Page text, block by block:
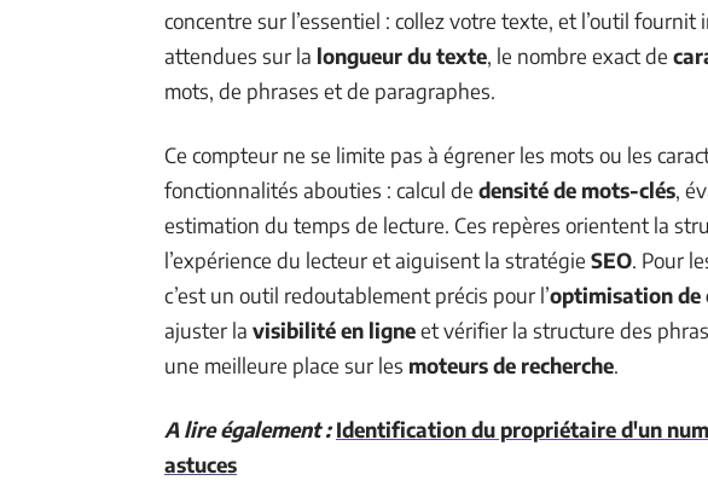
concentre sur l’essentiel : collez votre texte, et l’outil
attendues sur la longueur du texte, le nombre exact de
mots, de phrases et de paragraphes.
Ce compteur ne se limite pas à égrener les mots ou les
fonctionnalités abouties : calcul de densité de mots-clés,
estimation du temps de lecture. Ces repères orientent la
l’expérience du lecteur et aiguisent la stratégie SEO. Pour
c’est un outil redoutablement précis pour l’optimisation de
ajuster la visibilité en ligneet vérifier la structure des
une meilleure place sur les moteurs de recherche.
A lire également : Identification du propriétaire d'un
astuces